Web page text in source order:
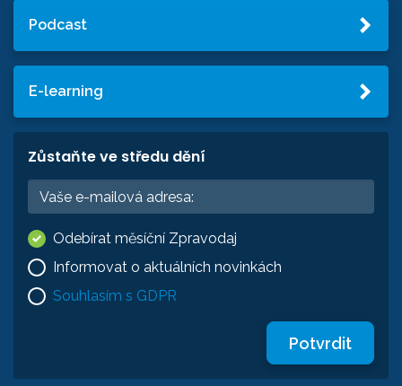
Podcast
E-learning
Zůstaňte ve středu dění
Odebírat měsíční Zpravodaj
Informovat o aktuálních novinkách
Souhlasím s GDPR
Potvrdit